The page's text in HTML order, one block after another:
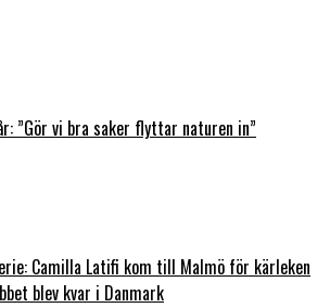
”Gör vi bra saker flyttar naturen in”
Camilla Latifi kom till Malmö för kärleken
blev kvar i Danmark